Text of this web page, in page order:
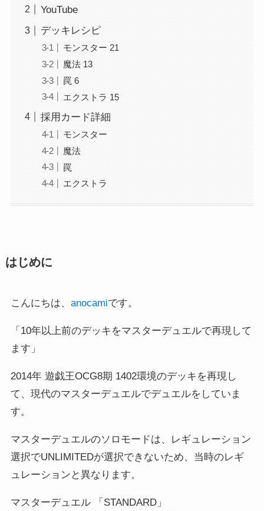
YouTube
デッキレシピ
モンスター 21
魔法 13
罠 6
エクストラ 15
採用カード詳細
モンスター
魔法
罠
エクストラ
はじめに
こんにちは、 anocamiです。
「10年以上前のデッキをマスターデュエルで再現して
ます」
2014年 遊戯王OCG8期 1402環境のデッキを再現し
て、現代のマスターデュエルでデュエルをしていま
す。
マスターデュエルのソロモードは、レギュレーション
選択でUNLIMITEDが選択できないため、当時のレギ
ュレーションと異なります。
マスターデュエル 「STANDARD」